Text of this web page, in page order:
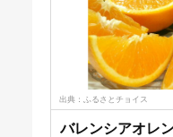
出典：ふるさとチョイス
バレンシアオレ